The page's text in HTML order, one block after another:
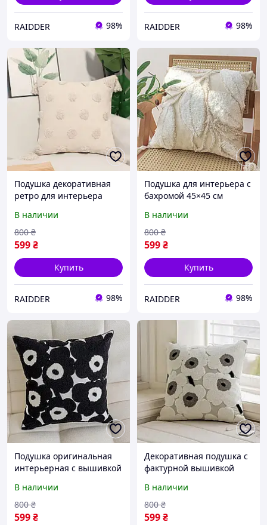
RAIDDER 98% RAIDDER 98%
Подушка декоративная
ретро для интерьера
Бежевая Горошек
(60074/52)
В наличии
599₴
800 ₴
Купить
RAIDDER 98%
Подушка для интерьера с
бахромой 45×45 см
цветочным принтом
(60072/52)
В наличии
599₴
800 ₴
Купить
RAIDDER 98%
Подушка оригинальная
интерьерная с вышивкой
Черно белая с цветочным
принтом (60075/52)
В наличии
599₴
800 ₴
Декоративная подушка с
фактурной вышивкой
хлопковая Бело-серая
(60077/52)
В наличии
599₴
800 ₴